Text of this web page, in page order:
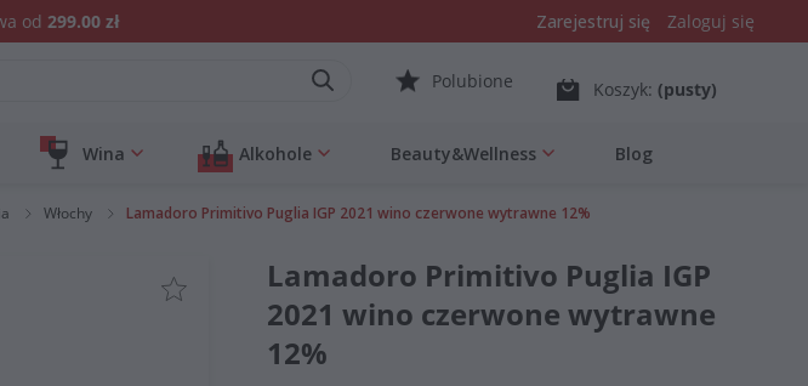
od 299.00 zł Zarejestruj się Zaloguj się
Polubione Koszyk: (pusty)
Wina Alkohole Beauty&Wellness Blog
Włochy Lamadoro Primitivo Puglia IGP 2021 wino czerwone wytrawne 12%
Lamadoro Primitivo Puglia IGP
2021 wino czerwone wytrawne
12%